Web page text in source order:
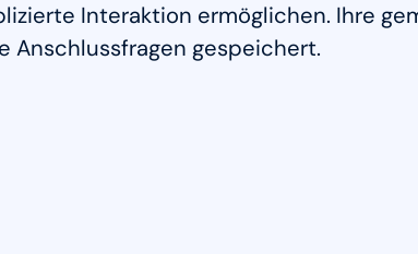
Interaktion ermöglichen. Ihre
Anschlussfragen gespeichert.